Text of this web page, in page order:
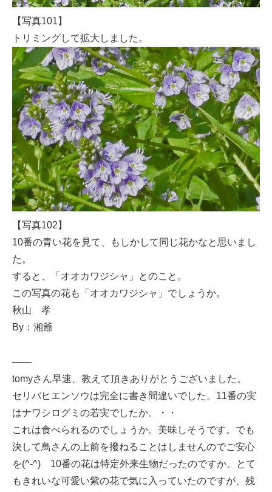
【写真101】
トリミングして拡大しました。
【写真102】
10番の青い花を見て、もしかして同じ花かなと思いまし
た。
すると、「オオカワジシャ」とのこと。
この写真の花も「オオカワジシャ」でしょうか。
秋山 孝
By：湘爺
——
tomyさん早速、教えて頂きありがとうございました。
セリバヒエンソウは完全に書き間違いでした。11番の実
はナワシログミの若実でしたか。・・
これは食べられるのでしょうか。美味しそうです。でも
決して鳥さんの上前を撥ねることはしませんのでご安心
を(^-^) 10番の花は特定外来生物だったのですか。とて
もきれいな可愛い紫の花で気に入っていたのですが、残